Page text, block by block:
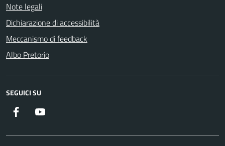
Note legali
Dichiarazione di accessibilità
Meccanismo di feedback
Albo Pretorio
SEGUICI SU
Facebook